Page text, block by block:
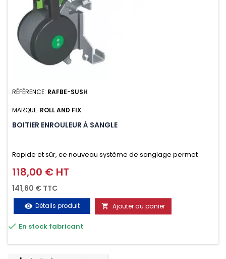
RÉFÉRENCE: RAFBE-SUSH
MARQUE: ROLL AND FIX
BOITIER ENROULEUR À SANGLE
Rapide et sûr, ce nouveau système de sanglage permet
d’arrimer le chargement sur la galerie en moins d’une
minute.
Prix
118,00 € HT
141,60 € TTC
visibility Détails produit  Ajouter au panier
 En stock fabricant